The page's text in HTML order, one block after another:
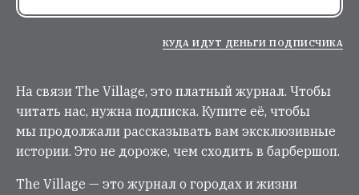
КУДА ИДУТ ДЕНЬГИ ПОДПИСЧИКА
На связи The Village, это платный журнал. Чтобы
читать нас, нужна подписка. Купите её, чтобы
мы продолжали рассказывать вам эксклюзивные
истории. Это не дороже, чем сходить в барбершоп.
The Village — это журнал о городах и жизни